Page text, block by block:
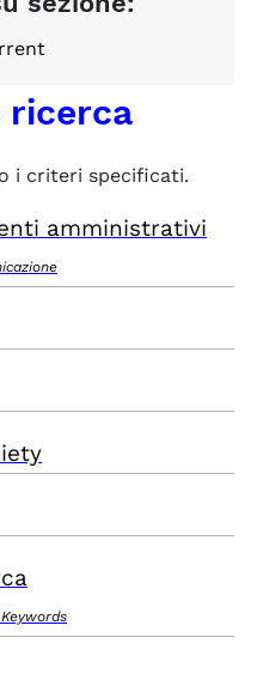
ricerca
i criteri specificati.
amministrativi